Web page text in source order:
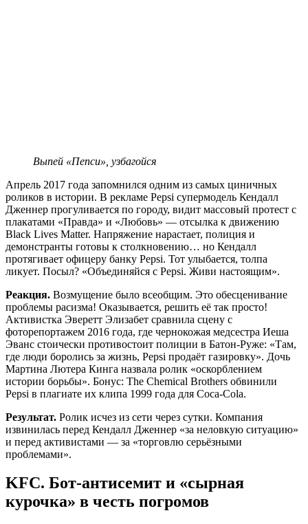
Выпей «Пепси», узбагойся
Апрель 2017 года запомнился одним из самых циничных
роликов в истории. В рекламе Pepsi супермодель Кендалл
Дженнер прогуливается по городу, видит массовый протест с
плакатами «Правда» и «Любовь» — отсылка к движению
Black Lives Matter. Напряжение нарастает, полиция и
демонстранты готовы к столкновению… но Кендалл
протягивает офицеру банку Pepsi. Тот улыбается, толпа
ликует. Посыл? «Объединяйся с Pepsi. Живи настоящим».
Реакция. Возмущение было всеобщим. Это обесценивание
проблемы расизма! Оказывается, решить её так просто!
Активистка Эверетт Элизабет сравнила сцену с
фоторепортажем 2016 года, где чернокожая медсестра Иеша
Эванс стоически противостоит полиции в Батон-Руже: «Там,
где люди боролись за жизнь, Pepsi продаёт газировку». Дочь
Мартина Лютера Кинга назвала ролик «оскорблением
истории борьбы». Бонус: The Chemical Brothers обвинили
Pepsi в плагиате их клипа 1999 года для Coca-Cola.
Результат. Ролик исчез из сети через сутки. Компания
извинилась перед Кендалл Дженнер «за неловкую ситуацию»
и перед активистами — за «торговлю серьёзными
проблемами».
KFC. Бот-антисемит и «сырная
курочка» в честь погромов